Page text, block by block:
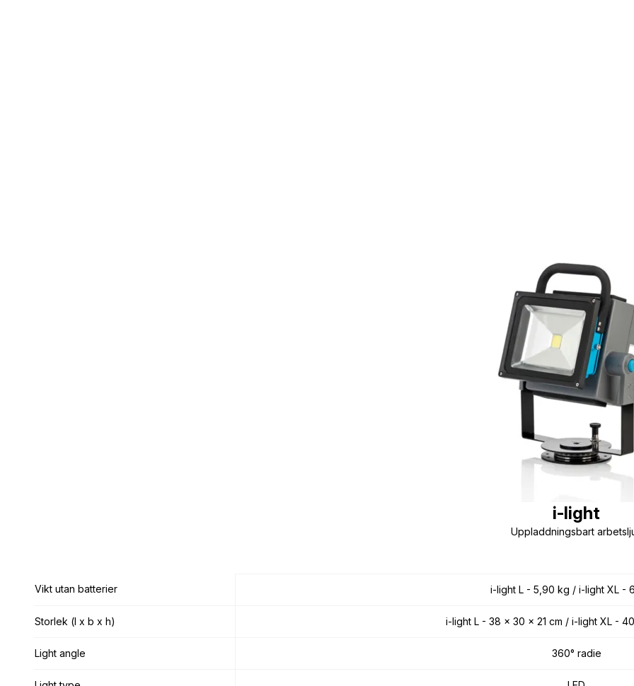
Vikt utan batterier
Storlek (l x b x h)
Light angle
i-light
Uppladdningsbart
Vikt utan batterier i-light L - 5,90 kg / i-light XL -
Storlek (l x b x h) i-light L - 38 x 30 x 21 cm / i-light XL -
Light angle 360° radie